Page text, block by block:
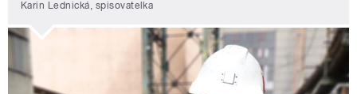
Karin Lednická, spisovatelka